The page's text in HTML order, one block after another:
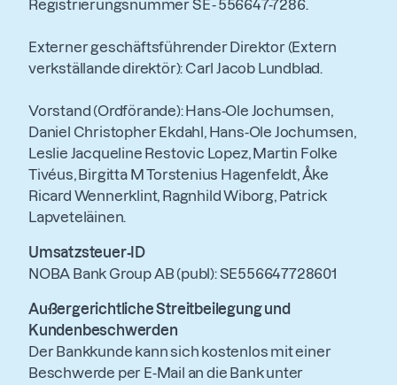
Registrierungsnummer SE - 556647-7286.
Externer geschäftsführender Direktor (Extern
verkställande direktör): Carl Jacob Lundblad.
Vorstand (Ordförande): Hans-Ole Jochumsen,
Daniel Christopher Ekdahl, Hans-Ole Jochumsen,
Leslie Jacqueline Restovic Lopez, Martin Folke
Tivéus, Birgitta M Torstenius Hagenfeldt, Åke
Ricard Wennerklint, Ragnhild Wiborg, Patrick
Lapveteläinen.
Umsatzsteuer‑ID
NOBA Bank Group AB (publ): SE556647728601
Außergerichtliche Streitbeilegung und
Kundenbeschwerden
Der Bankkunde kann sich kostenlos mit einer
Beschwerde per E-Mail an die Bank unter